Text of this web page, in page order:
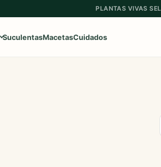
PLANTAS VIVAS
SuculentasMacetasCuidados